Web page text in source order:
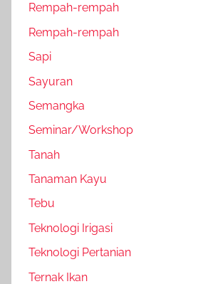
Rempah-rempah
Rempah-rempah
Sapi
Sayuran
Semangka
Seminar/Workshop
Tanah
Tanaman Kayu
Tebu
Teknologi Irigasi
Teknologi Pertanian
Ternak Ikan